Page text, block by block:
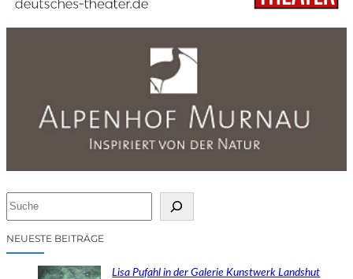
NEUESTE BEITRÄGE
Lisa Pufahl in der Galerie Kunstwerk Landshut